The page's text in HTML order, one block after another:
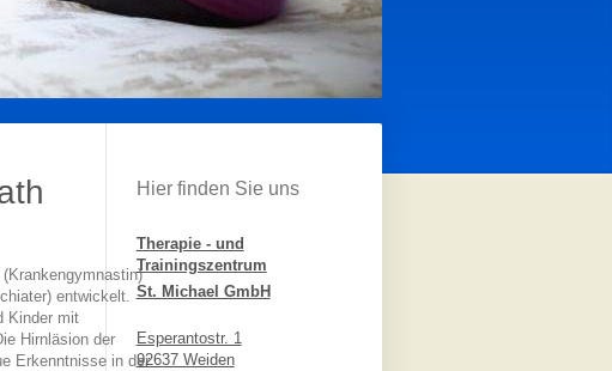
entwickelt.
Kinder mit
Hirnläsion der
Erkenntnisse in der
Hier finden Sie uns
Therapie - und
Trainingszentrum
St. Michael GmbH
Esperantostr. 1
92637 Weiden